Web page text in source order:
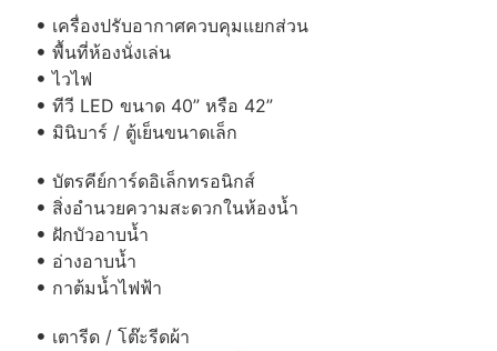
เครื่องปรับอากาศควบคุมแยกส่วน
พื้นที่ห้องนั่งเล่น
ไวไฟ
ทีวี LED ขนาด 40” หรือ 42”
มินิบาร์ / ตู้เย็นขนาดเล็ก
บัตรคีย์การ์ดอิเล็กทรอนิกส์
สิ่งอำนวยความสะดวกในห้องน้ำ
ฝักบัวอาบน้ำ
อ่างอาบน้ำ
กาต้มน้ำไฟฟ้า
เตารีด / โต๊ะรีดผ้า